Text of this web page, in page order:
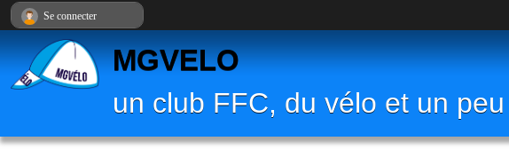
MGVELO
un club FFC, du vélo et un
Se connecter
Panneau de gestion des cookies